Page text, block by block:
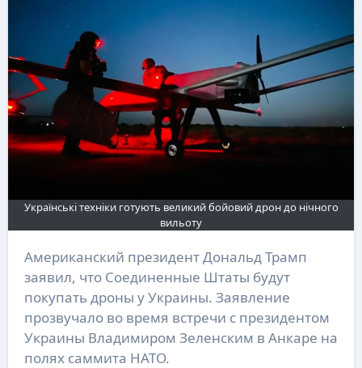
Українські техніки готують великий бойовий дрон до нічного
вильоту
Американский президент Дональд Трамп
заявил, что Соединенные Штаты будут
покупать дроны у Украины. Заявление
прозвучало во время встречи с президентом
Украины Владимиром Зеленским в Анкаре на
полях саммита НАТО.